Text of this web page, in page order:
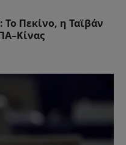
Πεκίνο, η Ταϊβάν